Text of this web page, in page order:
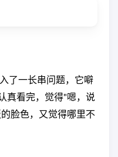
了一长串问题，它噼
真看完，觉得"嗯，说
脸色，又觉得哪里不